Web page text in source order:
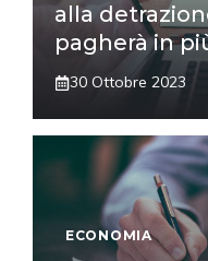
alla
pagherà in
30 Ottobre 2023
ECONOMIA